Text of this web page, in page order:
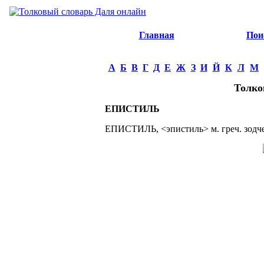
Главная
А Б В Г Д Е Ж З И Й К Л М
ЕПИСТИЛЬ
ЕПИСТИЛЬ, <эпистиль> м. греч.